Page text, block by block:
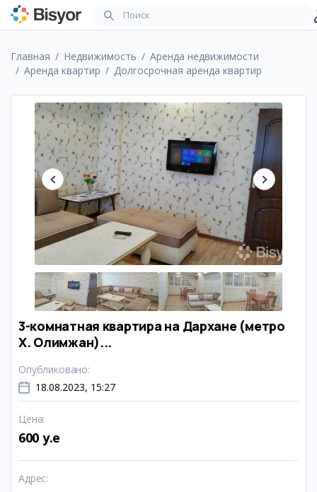
Главная Недвижимость
Аренда недвижимости
Аренда квартир
Долгосрочная аренда квартир
3-комнатная квартира на Дархане (метро
Х. Олимжан)...
Опубликовано:
18.08.2023, 15:27
Цена:
600 y.e
Адрес: